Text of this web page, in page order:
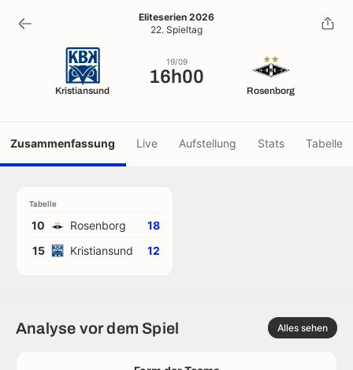
16h00
19/09
Eliteserien 2026
22. Spieltag
Kristiansund
19/09
16h00
Rosenborg
Zusammenfassung Live Aufstellung Stats Tabelle
Tabelle
10 Rosenborg
18
15
Kristiansund 12
Analyse vor dem Spiel Alles sehen